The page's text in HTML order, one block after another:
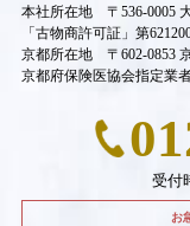
本社所在地 〒536-0005
「古物商許可証」第
京都所在地 〒602-0853
京都府保険医協会指定業
受付
お